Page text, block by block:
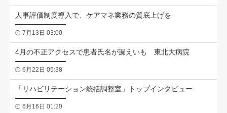
人事評価制度導入で、ケアマネ業務の質底上げを
7月13日 03:00
4月の不正アクセスで患者氏名が漏えいも 東北大病院
6月22日 05:38
「リハビリテーション統括調整室」トップインタビュー
6月16日 01:20